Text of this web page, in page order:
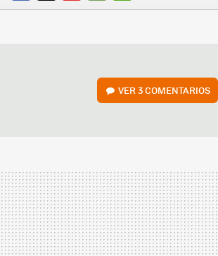
FACEBOOK
TWITTERFLIPBOARD
E-
WHATSAPP
VER3 COMENTARIOS